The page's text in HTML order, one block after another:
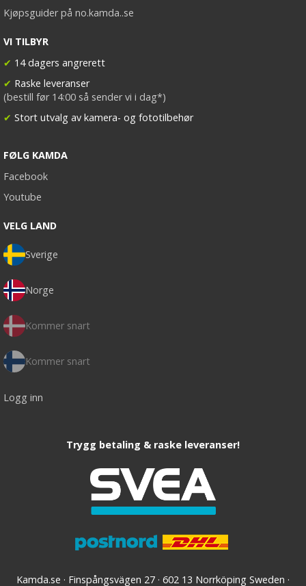
Kjøpsguider på no.kamda..se
VI TILBYR
✔ 14 dagers angrerett
✔ Raske leveranser
(bestill før 14:00 så sender vi i dag*)
✔ Stort utvalg av kamera- og fototilbehør
FØLG KAMDA
Facebook
Youtube
VELG LAND
Sverige
Norge
Kommer snart
Kommer snart
Logg inn
Trygg betaling & raske leveranser!
Kamda.se · Finspångsvägen 27 · 602 13 Norrköping Sweden ·